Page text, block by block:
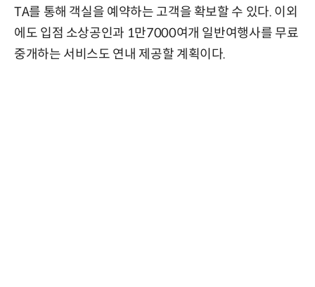
TA를 통해 객실을 예약하는 고객을 확보할 수 있다. 이외
에도 입점 소상공인과 1만7000여개 일반여행사를 무료
중개하는 서비스도 연내 제공할 계획이다.